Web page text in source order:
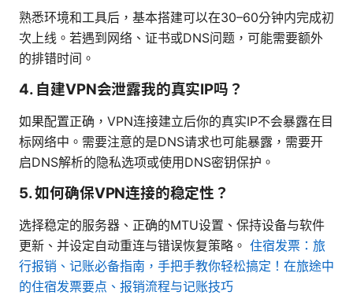
熟悉环境和工具后，基本搭建可以在30–60分钟内完成初
次上线。若遇到网络、证书或DNS问题，可能需要额外
的排错时间。
4. 自建VPN会泄露我的真实IP吗？
如果配置正确，VPN连接建立后你的真实IP不会暴露在目
标网络中。需要注意的是DNS请求也可能暴露，需要开
启DNS解析的隐私选项或使用DNS密钥保护。
5. 如何确保VPN连接的稳定性？
选择稳定的服务器、正确的MTU设置、保持设备与软件
更新、并设定自动重连与错误恢复策略。 住宿发票：旅
行报销、记账必备指南，手把手教你轻松搞定！在旅途中
的住宿发票要点、报销流程与记账技巧